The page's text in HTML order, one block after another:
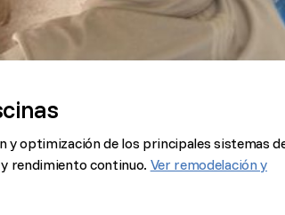
y optimización de los principales sistemas
rendimiento continuo. Ver remodelación y